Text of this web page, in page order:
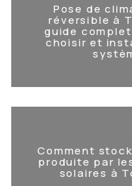
Pose de
réversible à
guide
choisir et
Comment
produite par
solaires à